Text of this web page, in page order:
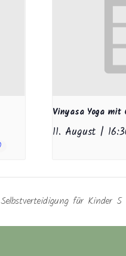
Vinyasa Yoga mit
11. August |
Selbstverteidigung für Kinder